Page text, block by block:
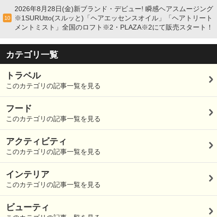
10
2026年8月28日(金)新ブランド・デビュー! 瞬感ヘアスムージング
※1SURUtto(スルッと)「ヘアエッセンスオイル」「ヘアトリート
メントミスト」全国のロフト※2・PLAZA※2にて販売スタート！
カテゴリ一覧
トラベル
このカテゴリの記事一覧を見る
フード
このカテゴリの記事一覧を見る
アクティビティ
このカテゴリの記事一覧を見る
インテリア
このカテゴリの記事一覧を見る
ビューティ